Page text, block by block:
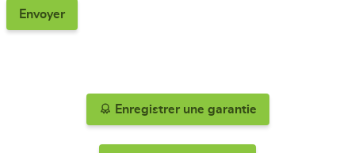
Enregistrer une garantie